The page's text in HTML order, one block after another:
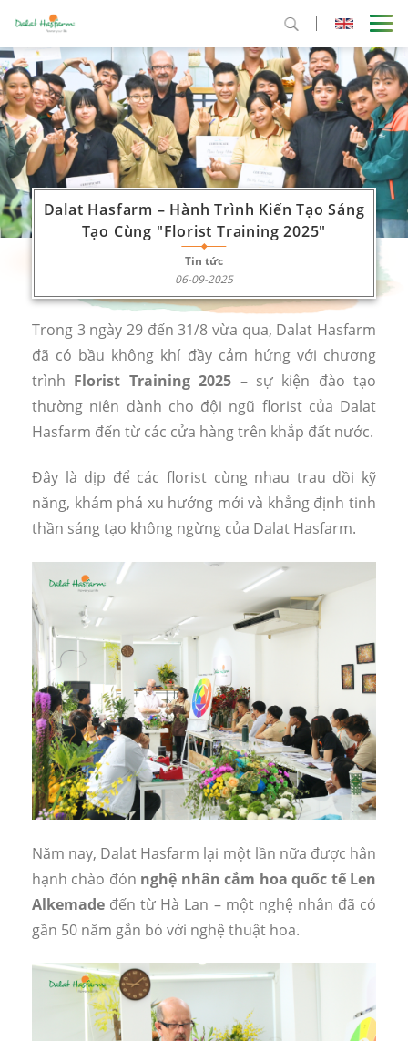
Dalat Hasfarm – Hành Trình Kiến Tạo Sáng
Tạo Cùng "Florist Training 2025"
Tin tức
06-09-2025
Trong 3 ngày 29 đến 31/8 vừa qua, Dalat Hasfarm
đã có bầu không khí đầy cảm hứng với chương
trình Florist Training 2025 – sự kiện đào tạo
thường niên dành cho đội ngũ florist của Dalat
Hasfarm đến từ các cửa hàng trên khắp đất nước.
Đây là dịp để các florist cùng nhau trau dồi kỹ
năng, khám phá xu hướng mới và khẳng định tinh
thần sáng tạo không ngừng của Dalat Hasfarm.
Năm nay, Dalat Hasfarm lại một lần nữa được hân
hạnh chào đón nghệ nhân cắm hoa quốc tế Len
Alkemade đến từ Hà Lan – một nghệ nhân đã có
gần 50 năm gắn bó với nghệ thuật hoa.